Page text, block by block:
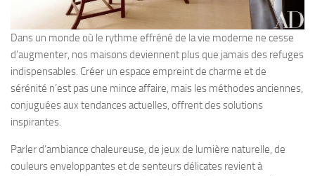
Dans un monde où le rythme effréné de la vie moderne ne cesse
d’augmenter, nos maisons deviennent plus que jamais des refuges
indispensables. Créer un espace empreint de charme et de
sérénité n’est pas une mince affaire, mais les méthodes anciennes,
conjuguées aux tendances actuelles, offrent des solutions
inspirantes.
Parler d’ambiance chaleureuse, de jeux de lumière naturelle, de
couleurs enveloppantes et de senteurs délicates revient à